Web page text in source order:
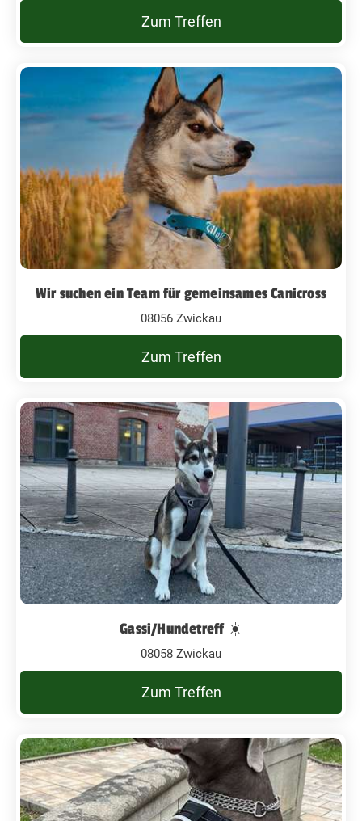
Zum Treffen
Wir suchen ein Team für gemeinsames Canicross
08056 Zwickau
Zum Treffen
Gassi/Hundetreff ☀️
08058 Zwickau
Zum Treffen